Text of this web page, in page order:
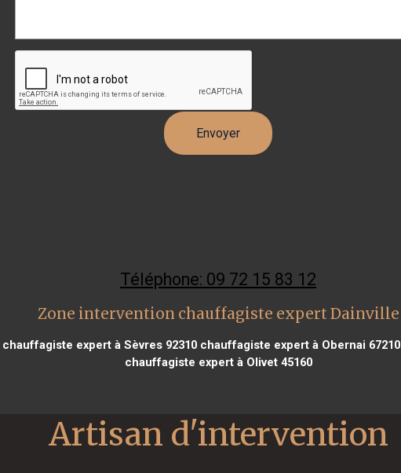
Téléphone: 09 72 15 83 12
Zone intervention chauffagiste expert Dainville
chauffagiste expert à Sèvres 92310 chauffagiste expert à Obernai 67210
chauffagiste expert à Olivet 45160
Artisan d'intervention